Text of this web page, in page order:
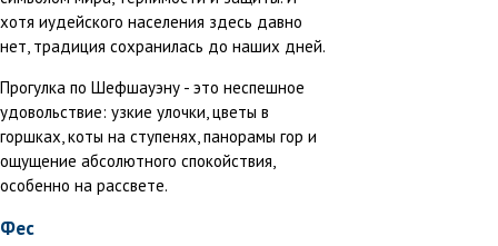
хотя иудейского населения здесь давно
нет, традиция сохранилась до наших дней.
Прогулка по Шефшауэну - это неспешное
удовольствие: узкие улочки, цветы в
горшках, коты на ступенях, панорамы гор и
ощущение абсолютного спокойствия,
особенно на рассвете.
Фес